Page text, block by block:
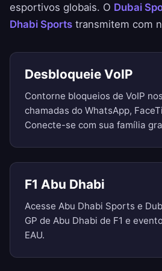
esportivos globais. O Dubai
Dhabi Sports transmitem com
Desbloqueie VoIP
Contorne bloqueios de VoIP
chamadas do WhatsApp,
Conecte-se com sua família
F1 Abu Dhabi
Acesse Abu Dhabi Sports e
GP de Abu Dhabi de F1 e
EAU.